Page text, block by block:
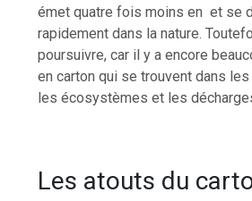
émet quatre fois moins en et se
rapidement dans la nature.
poursuivre, car il y a encore
en carton qui se trouvent dans
les écosystèmes et les
Les atouts du